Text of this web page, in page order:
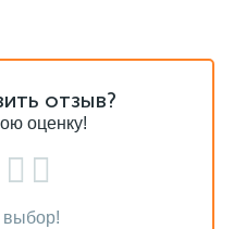
отзыв?
оценку!
выбор!